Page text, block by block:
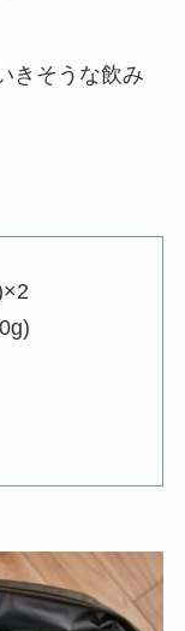
きそうな飲み